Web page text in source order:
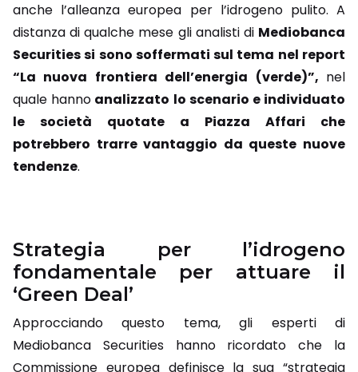
anche l’alleanza europea per l’idrogeno pulito. A
distanza di qualche mese gli analisti di Mediobanca
Securities si sono soffermati sul tema nel report
“La nuova frontiera dell’energia (verde)”, nel
quale hanno analizzato lo scenario e individuato
le società quotate a Piazza Affari che
potrebbero trarre vantaggio da queste nuove
tendenze.
Strategia per l’idrogeno
fondamentale per attuare il
‘Green Deal’
Approcciando questo tema, gli esperti di
Mediobanca Securities hanno ricordato che la
Commissione europea definisce la sua “strategia